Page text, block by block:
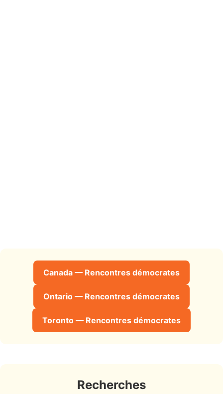
Canada — Rencontres démocrates
Ontario — Rencontres démocrates
Toronto — Rencontres démocrates
Recherches